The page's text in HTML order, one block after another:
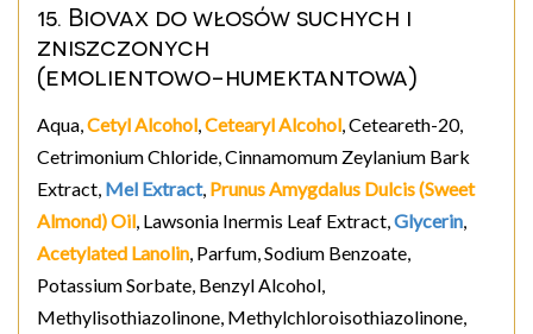
15. Biovax do włosów suchych i
zniszczonych
(emolientowo-humektantowa)
Aqua,Cetyl Alcohol,Cetearyl Alcohol, Ceteareth-20,
Cetrimonium Chloride, Cinnamomum Zeylanium Bark
Extract, Mel Extract, Prunus Amygdalus Dulcis (Sweet
Almond) Oil, Lawsonia Inermis Leaf Extract,Glycerin,
Acetylated Lanolin, Parfum, Sodium Benzoate,
Potassium Sorbate, Benzyl Alcohol,
Methylisothiazolinone, Methylchloroisothiazolinone,